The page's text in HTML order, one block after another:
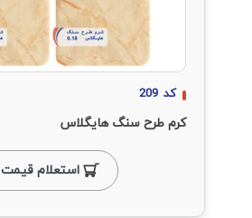
کد 209
کرم طرح سنگ هایگلاس
استعلام قیمت